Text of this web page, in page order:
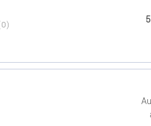
(0) 5